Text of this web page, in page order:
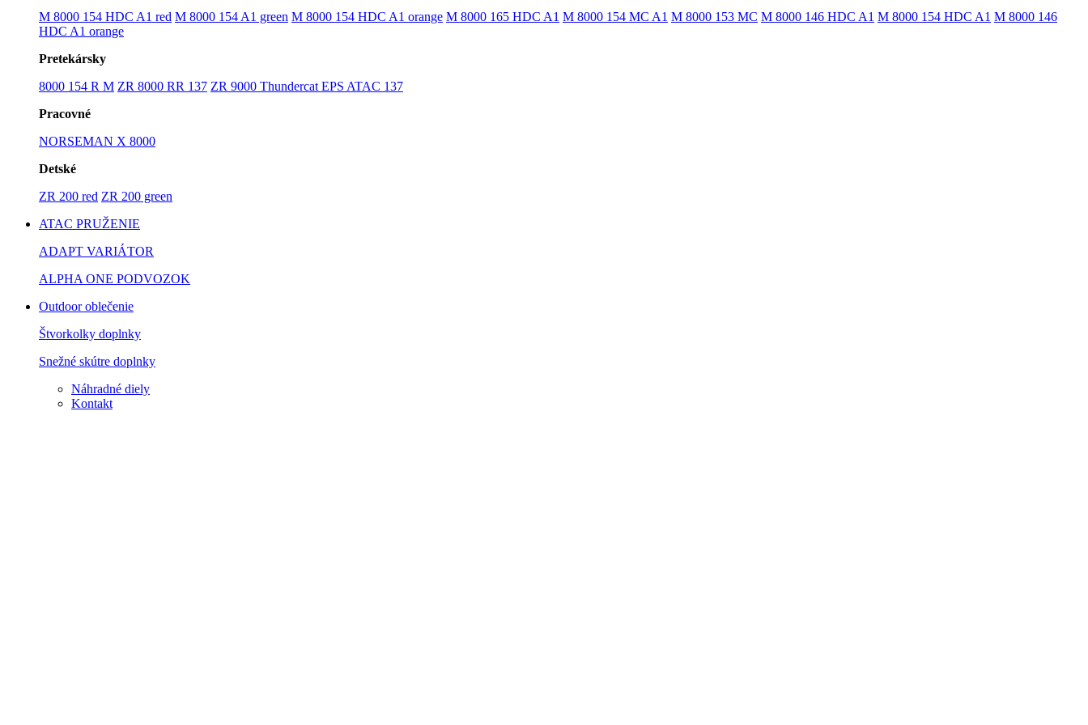
M 8000 154 HDC A1 red M 8000 154 A1 green M 8000 154 HDC A1 orange M 8000 165 HDC A1 M 8000 154 MC A1 M 8000 153 MC M 8000 146 HDC A1 M 8000 154 HDC A1 M 8000 146
HDC A1 orange
Pretekársky
8000 154 R M ZR 8000 RR 137 ZR 9000 Thundercat EPS ATAC 137
Pracovné
NORSEMAN X 8000
Detské
ZR 200 red ZR 200 green
ATAC PRUŽENIE
ADAPT VARIÁTOR
ALPHA ONE PODVOZOK
Outdoor oblečenie
Štvorkolky doplnky
Snežné skútre doplnky
Náhradné diely
Kontakt